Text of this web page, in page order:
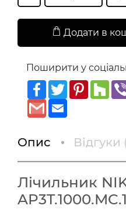
Додати в
Поширити у
Facebook
Twitter
Gmail
Опис Відгуки
Лічильник